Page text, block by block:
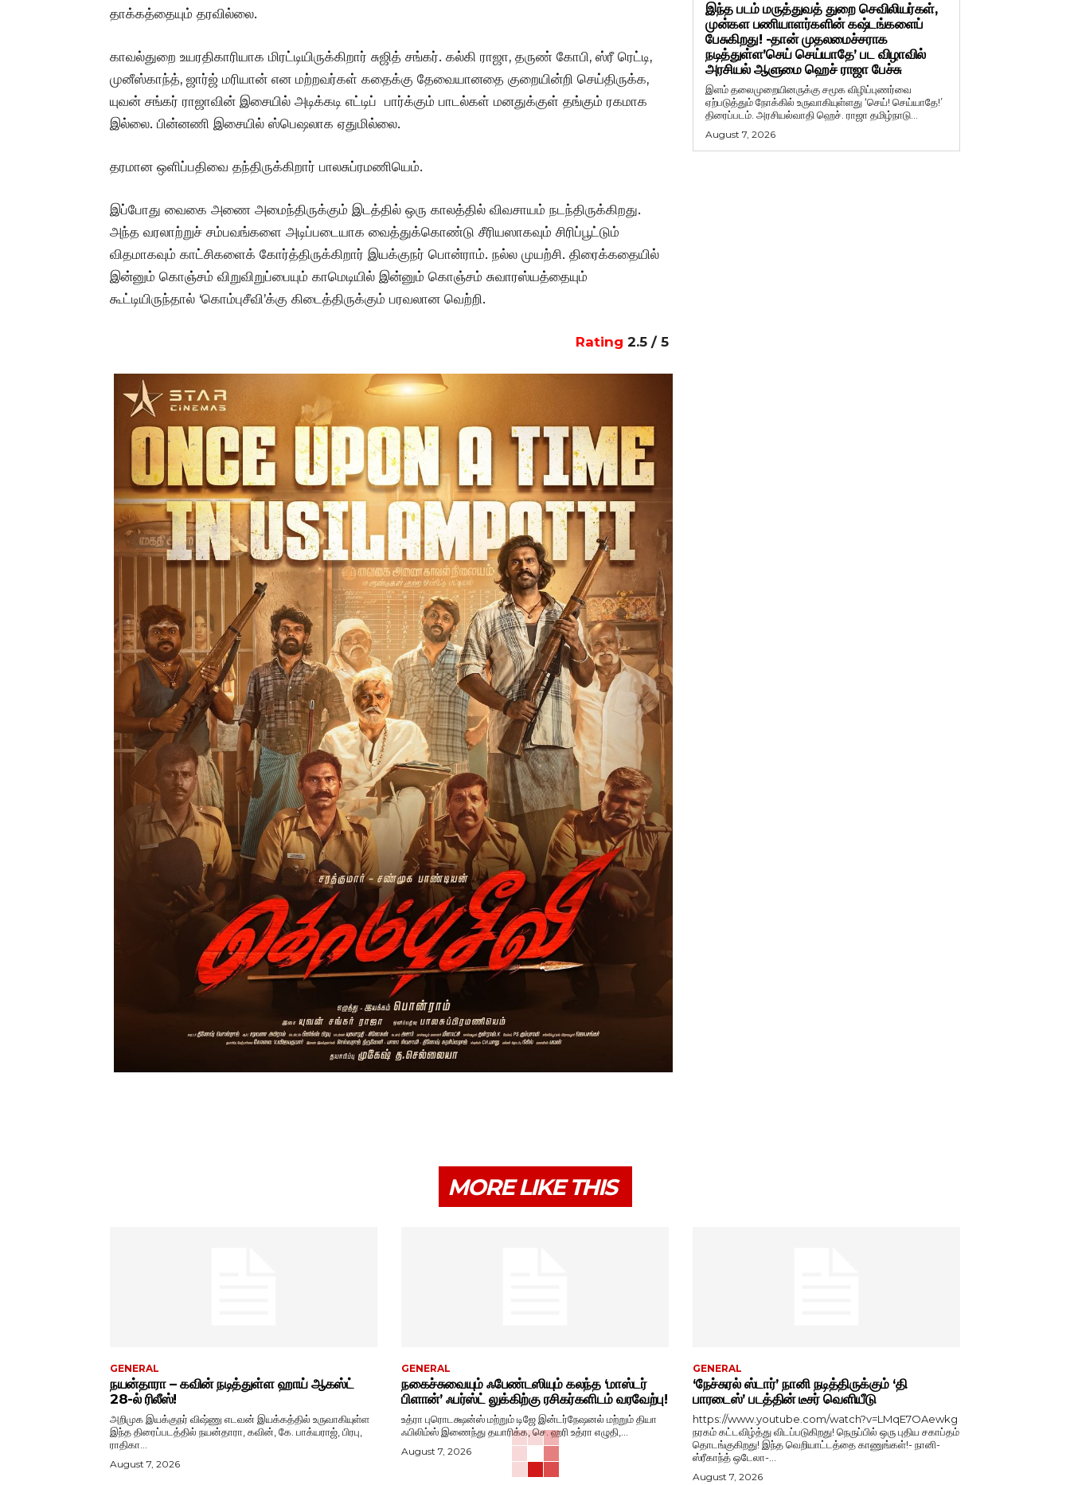
தாக்கத்தையும் தரவில்லை.
காவல்துறை உயரதிகாரியாக மிரட்டியிருக்கிறார் சுஜித் சங்கர். கல்கி ராஜா, தருண் கோபி, ஸ்ரீ ரெட்டி,
முனீஸ்காந்த், ஜார்ஜ் மரியான் என மற்றவர்கள் கதைக்கு தேவையானதை குறையின்றி செய்திருக்க,
யுவன் சங்கர் ராஜாவின் இசையில் அடிக்கடி எட்டிப் பார்க்கும் பாடல்கள் மனதுக்குள் தங்கும் ரகமாக
இல்லை. பின்னணி இசையில் ஸ்பெஷலாக ஏதுமில்லை.
தரமான ஒளிப்பதிவை தந்திருக்கிறார் பாலசுப்ரமணியெம்.
இப்போது வைகை அணை அமைந்திருக்கும் இடத்தில் ஒரு காலத்தில் விவசாயம் நடந்திருக்கிறது.
அந்த வரலாற்றுச் சம்பவங்களை அடிப்படையாக வைத்துக்கொண்டு சீரியஸாகவும் சிரிப்பூட்டும்
விதமாகவும் காட்சிகளைக் கோர்த்திருக்கிறார் இயக்குநர் பொன்ராம். நல்ல முயற்சி. திரைக்கதையில்
இன்னும் கொஞ்சம் விறுவிறுப்பையும் காமெடியில் இன்னும் கொஞ்சம் சுவாரஸ்யத்தையும்
கூட்டியிருந்தால் ‘கொம்புசீவி’க்கு கிடைத்திருக்கும் பரவலான வெற்றி.
Rating 2.5 / 5
இந்த படம் மருத்துவத் துறை செவிலியர்கள்,
முன்கள பணியாளர்களின் கஷ்டங்களைப்
பேசுகிறது! -தான் முதலமைச்சராக
நடித்துள்ள’செய் செய்யாதே’ பட விழாவில்
அரசியல் ஆளுமை ஹெச் ராஜா பேச்சு
இளம் தலைமுறையினருக்கு சமூக விழிப்புணர்வை
ஏற்படுத்தும் நோக்கில் உருவாகியுள்ளது ‘செய்! செய்யாதே!’
திரைப்படம். அரசியல்வாதி ஹெச். ராஜா தமிழ்நாடு...
August 7, 2026
MORE LIKE THIS
GENERAL
நயன்தாரா – கவின் நடித்துள்ள ஹாய் ஆகஸ்ட்
28-ல் ரிலீஸ்!
அறிமுக இயக்குநர் விஷ்ணு எடவன் இயக்கத்தில் உருவாகியுள்ள
இந்த திரைப்படத்தில் நயன்தாரா, கவின், கே. பாக்யராஜ், பிரபு,
ராதிகா...
August 7, 2026
GENERAL
நகைச்சுவையும் ஃபேண்டஸியும் கலந்த ‘மாஸ்டர்
பிளான்’ ஃபர்ஸ்ட் லுக்கிற்கு ரசிகர்களிடம் வரவேற்பு!
உத்ரா புரொடக்ஷன்ஸ் மற்றும் டிஜே இன்டர்நேஷனல் மற்றும் தியா
ஃபிலிம்ஸ் இணைந்து தயாரிக்க, செ. ஹரி உத்ரா எழுதி,...
August 7, 2026
GENERAL
‘நேச்சுரல் ஸ்டார்’ நானி நடித்திருக்கும் ‘தி
பாரடைஸ்’ படத்தின் டீசர் வெளியீடு
https://www.youtube.com/watch?v=LMqE7OAewkg
நரகம் கட்டவிழ்த்து விடப்படுகிறது! நெருப்பில் ஒரு புதிய சகாப்தம்
தொடங்குகிறது! இந்த வெறியாட்டத்தை காணுங்கள்!- நானி-
ஸ்ரீகாந்த் ஒடேலா-...
August 7, 2026